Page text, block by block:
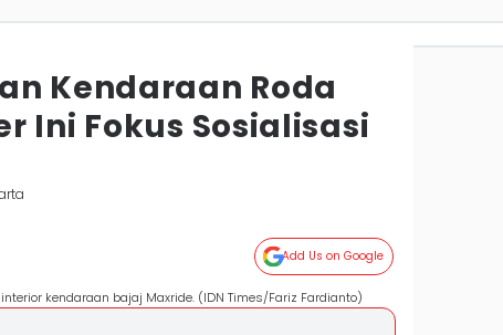
Kendaraan Roda
Ini Fokus Sosialisasi
Add Us on Google
kendaraan bajaj Maxride. (IDN Times/Fariz Fardianto)